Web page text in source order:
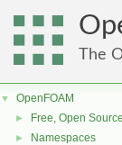
The
▼ OpenFOAM
► Free, Open
► Namespaces